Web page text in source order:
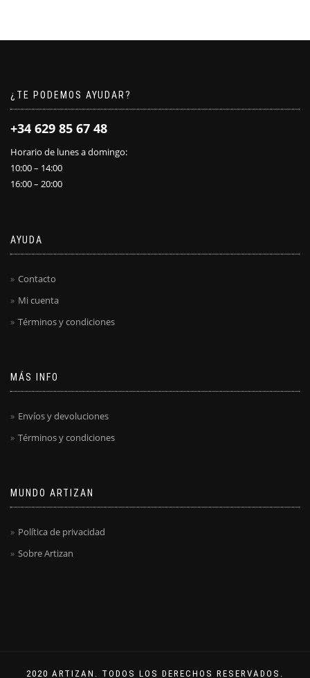
¿TE PODEMOS AYUDAR?
+34 629 85 67 48
Horario de lunes a domingo:
10:00 – 14:00
16:00 – 20:00
AYUDA
Contacto
Mi cuenta
Términos y condiciones
MÁS INFO
Envíos y devoluciones
Términos y condiciones
MUNDO ARTIZAN
Política de privacidad
Sobre Artizan
2020 ARTIZAN. TODOS LOS DERECHOS RESERVADOS.